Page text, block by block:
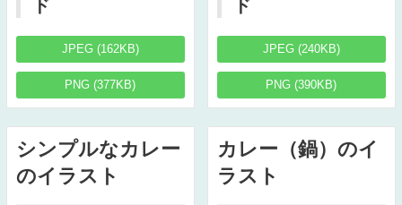
ド
JPEG (162KB)
PNG (377KB)
ド
JPEG (240KB)
PNG (390KB)
シンプルなカレー
のイラスト
カレー（鍋）のイ
ラスト